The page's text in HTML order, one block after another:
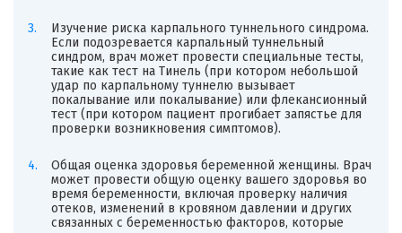
Изучение риска карпального туннельного синдрома.
Если подозревается карпальный туннельный
синдром, врач может провести специальные тесты,
такие как тест на Тинель (при котором небольшой
удар по карпальному туннелю вызывает
покалывание или покалывание) или флекансионный
тест (при котором пациент прогибает запястье для
проверки возникновения симптомов).
Общая оценка здоровья беременной женщины. Врач
может провести общую оценку вашего здоровья во
время беременности, включая проверку наличия
отеков, изменений в кровяном давлении и других
связанных с беременностью факторов, которые